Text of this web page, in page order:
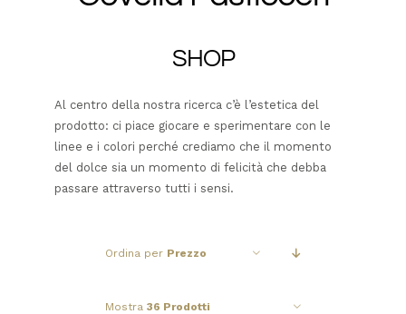
SHOP
Al centro della nostra ricerca c’è l’estetica del
prodotto: ci piace giocare e sperimentare con le
linee e i colori perché crediamo che il momento
del dolce sia un momento di felicità che debba
passare attraverso tutti i sensi.
Ordina per Prezzo
Mostra 36 Prodotti